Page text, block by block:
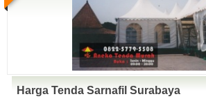
Harga Tenda Sarnafil Surabaya